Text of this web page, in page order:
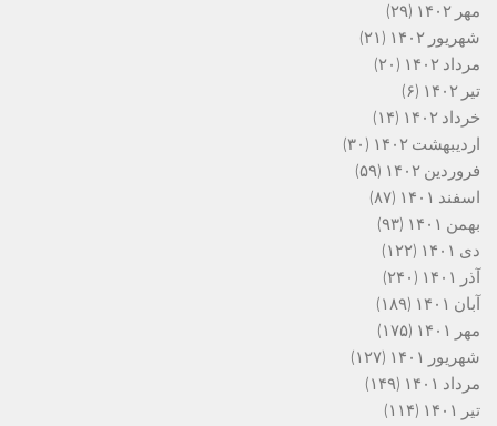
مهر ۱۴۰۲
(۲۹)
شهریور ۱۴۰۲
(۲۱)
مرداد ۱۴۰۲
(۲۰)
تیر ۱۴۰۲
(۶)
خرداد ۱۴۰۲
(۱۴)
اردیبهشت ۱۴۰۲
(۳۰)
فروردین ۱۴۰۲
(۵۹)
اسفند ۱۴۰۱
(۸۷)
بهمن ۱۴۰۱
(۹۳)
دی ۱۴۰۱
(۱۲۲)
آذر ۱۴۰۱
(۲۴۰)
آبان ۱۴۰۱
(۱۸۹)
مهر ۱۴۰۱
(۱۷۵)
شهریور ۱۴۰۱
(۱۲۷)
مرداد ۱۴۰۱
(۱۴۹)
تیر ۱۴۰۱
(۱۱۴)